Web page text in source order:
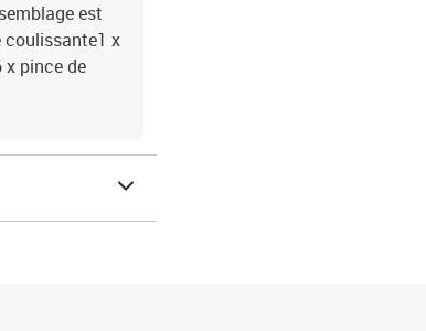
est
coulissante1 x
x pince de